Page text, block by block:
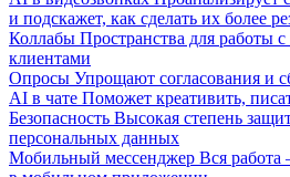
и подскажет, как сделать их более
Коллабы Пространства для работы
клиентами
Опросы Упрощают согласования и
AI в чате Поможет креативить,
Безопасность Высокая степень
персональных данных
Мобильный мессенджер Вся